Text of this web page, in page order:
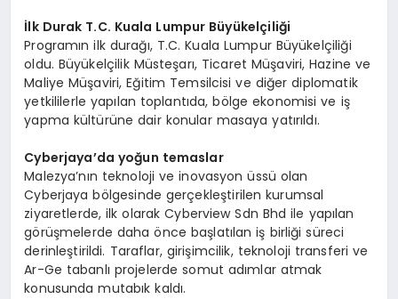
İlk Durak T.C. Kuala Lumpur Büyükelçiliği
Programın ilk durağı, T.C. Kuala Lumpur Büyükelçiliği
oldu. Büyükelçilik Müsteşarı, Ticaret Müşaviri, Hazine ve
Maliye Müşaviri, Eğitim Temsilcisi ve diğer diplomatik
yetkililerle yapılan toplantıda, bölge ekonomisi ve iş
yapma kültürüne dair konular masaya yatırıldı.
Cyberjaya’da yoğun temaslar
Malezya’nın teknoloji ve inovasyon üssü olan
Cyberjaya bölgesinde gerçekleştirilen kurumsal
ziyaretlerde, ilk olarak Cyberview Sdn Bhd ile yapılan
görüşmelerde daha önce başlatılan iş birliği süreci
derinleştirildi. Taraflar, girişimcilik, teknoloji transferi ve
Ar-Ge tabanlı projelerde somut adımlar atmak
konusunda mutabık kaldı.